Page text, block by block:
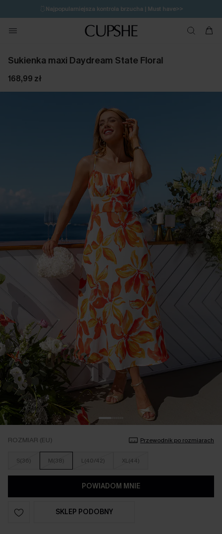
🩱Najpopularniejsza kontrola brzucha | Must have>>
🔥OSTATNIA SZANSA | Do 50% rabatu>>
💌Zapisz się i zyskaj do 20% rabatu>>
Sukienka maxi Daydream State Floral
168,99 zł
ROZMIAR (EU) Przewodnik po rozmiarach
S(36) M(38) L(40/42) XL(44)
POWIADOM MNIE
SKLEP PODOBNY